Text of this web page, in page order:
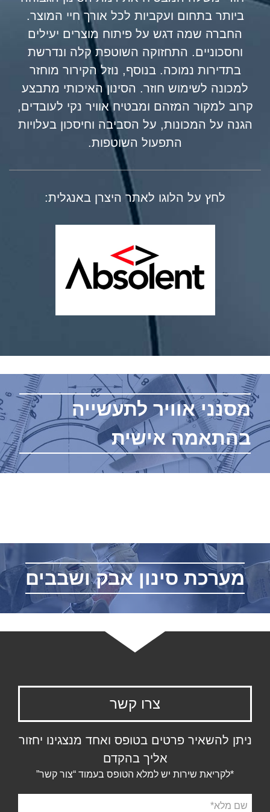
ביותר בתחום ועקביות לכל אורך חיי המוצר.
החברה שמה דגש על פיתוח מוצרים יעילים
וחסכוניים. התחזוקה השוטפת קלה ונדרשת
בתדירות נמוכה. בנוסף, נוזל הקירור מוחזר
למכונה לשימוש חוזר. הסינון האיכותי מתבצע
קרוב למקור המזהם ומבטיח אוויר נקי לעובדים,
הגנה על המכונות, על הסביבה וחיסכון בעלויות
התפעול השוטפות.
לחץ על הלוגו לאתר היצרן באנגלית:
מסנני אוויר לתעשייה
בהתאמה אישית
מערכת סינון אבק ושבבים
צרו קשר
ניתן להשאיר פרטים בטופס ואחד מנצגינו יחזור
אליך בהקדם
*לקריאת שירות יש למלא הטופס בעמוד “צור קשר”